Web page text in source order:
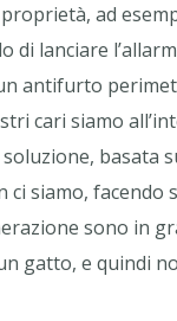
ad
di lanciare
antifurto
cari siamo
basata
siamo, facendo
sono in
gatto, e quindi